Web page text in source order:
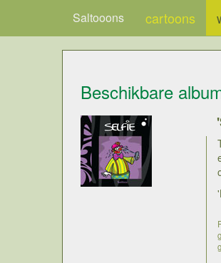
Saltooons cartoons
Beschikbare